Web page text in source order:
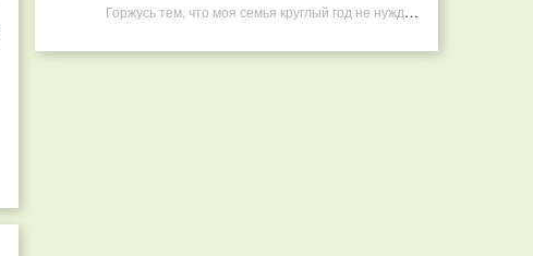
Горжусь тем, что моя семья круглый год не нуждается в покупных витаминах